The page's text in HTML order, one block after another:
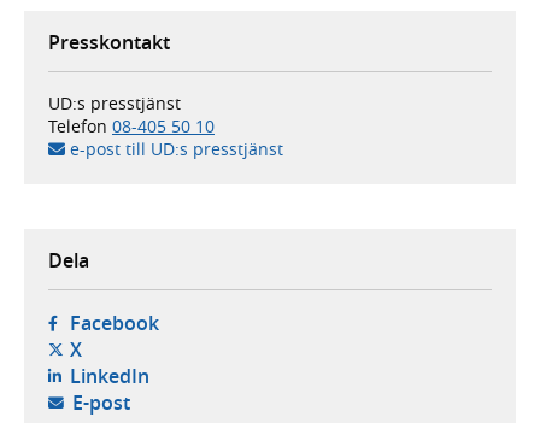
Presskontakt
UD:s presstjänst
Telefon 08-405 50 10
e-post till UD:s presstjänst
Dela
Facebook- öppnas i ny flik, extern webbplats,
X- öppnas i ny flik, extern webbplats,
LinkedIn- öppnas i ny flik, extern webbplats,
E-post- öppnar din e-postklient,